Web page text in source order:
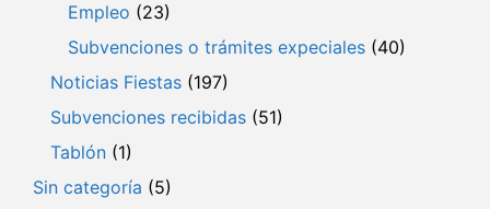
Empleo (23)
Subvenciones o trámites expeciales (40)
Noticias Fiestas (197)
Subvenciones recibidas (51)
Tablón (1)
Sin categoría (5)